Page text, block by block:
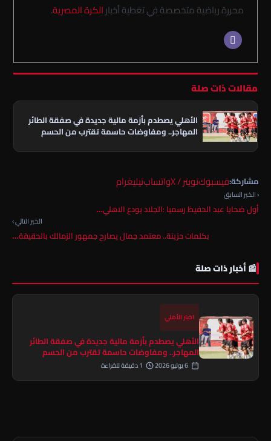
محررة رياضية متخصصة في تغطية أخبارالكرة المصرية.
مقالات ذات صلة
الأهلي يصطدم بأزمة مالية جديدة في صفقة الطائر
المهاجر.. ومفاوضات حاسمة تقترب من الحسم
مشاركة:فيسبوكتويتر / X واتسابتيليغرام
‹ الخبر السابق
أول ضحايا عبد الحفيظ رسميا :الجلاد يودع الاهلي…
الخبر التالي ›
بكلمات حزينة.. معتمد جمال يصارح جمهور الزمالك بالحقيقة…
📰 أخبار ذات صلة
اخبار الأهلي
الأهلي يصطدم بأزمة مالية جديدة في صفقة الطائر
المهاجر.. ومفاوضات حاسمة تقترب من الحسم